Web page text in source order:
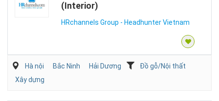
(Interior)
HRchannels Group - Headhunter Vietnam
Hà nội Bắc Ninh Hải Dương
Đồ gỗ/Nội thất
Xây dựng